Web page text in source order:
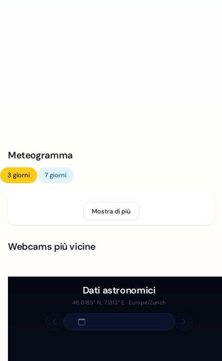
Meteogramma
3 giorni 7 giorni
Mostra di più
Webcams più vicine
Dati astronomici
46.0185° N, 7.1313° E · Europe/Zurich